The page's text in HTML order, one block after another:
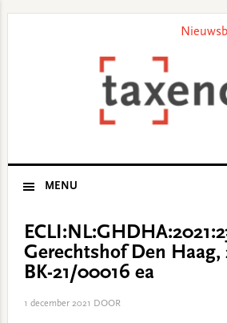
MENU
Gerechtshof Den Haag,
BK-21/00016 ea
1 december 2021 DOOR